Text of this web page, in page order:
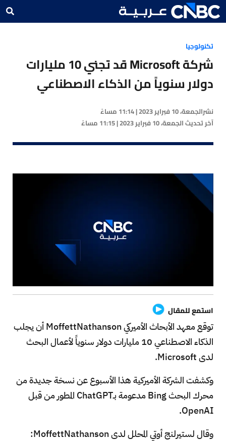
تكنولوجيا
شركة Microsoft قد تجني 10 مليارات
دولار سنوياً من الذكاء الاصطناعي
نشرالجمعة، 10 فبراير 2023 | 11:14 مساءً
آخر تحديثالجمعة، 10 فبراير 2023 | 11:15 مساءً
استمع للمقال
توقع معهد الأبحاث الأميركي MoffettNathanson أن يجلب
الذكاء الاصطناعي 10 مليارات دولار سنوياً لأعمال البحث
لدى Microsoft.
وكشفت الشركة الأميركية هذا الأسبوع عن نسخة جديدة من
محرك البحث Bing مدعومة بـChatGPT المطور من قبل
OpenAI.
وقال لستيرلنج أوتي المحلل لدى MoffettNathanson: